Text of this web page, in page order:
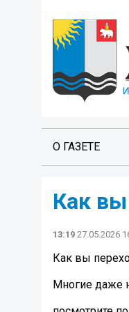
О ГАЗЕТЕ
Как вы
13:19 27.05.2026
Как вы
Многие даже